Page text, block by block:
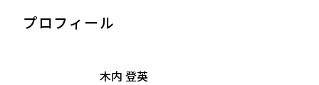
プロフィール
木内 登英